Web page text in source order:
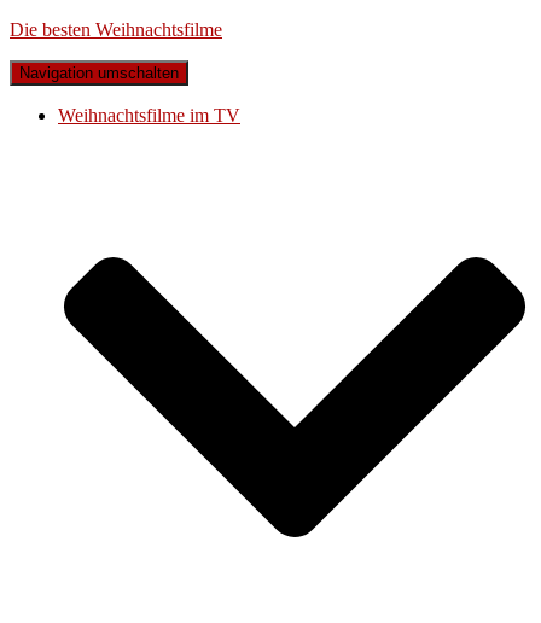
Die besten Weihnachtsfilme
Navigation umschalten
Weihnachtsfilme im TV